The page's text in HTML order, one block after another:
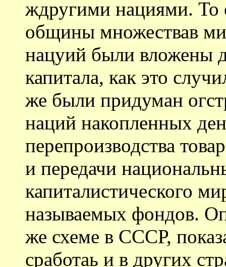
ждругими нациями. То
общины множествав
нацуий были вложены
капитала, как это
же были придуман
наций накопленных
перепроизводства
и передачи
капиталистического
называемых фондов.
же схеме в СССР,
сработаь и в других